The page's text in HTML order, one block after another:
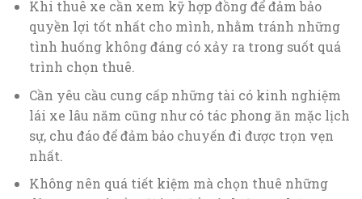
Khi thuê xe cần xem kỹ hợp đồng để đảm bảo
quyền lợi tốt nhất cho mình, nhằm tránh những
tình huống không đáng có xảy ra trong suốt quá
trình chọn thuê.
Cần yêu cầu cung cấp những tài có kinh nghiệm
lái xe lâu năm cũng như có tác phong ăn mặc lịch
sự, chu đáo để đảm bảo chuyến đi được trọn vẹn
nhất.
Không nên quá tiết kiệm mà chọn thuê những